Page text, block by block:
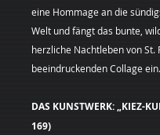
eine Hommage an die
Welt und fängt das bunte,
herzliche Nachtleben von St.
beeindruckenden Collage ein.
DAS KUNSTWERK: „KIEZ-
169)